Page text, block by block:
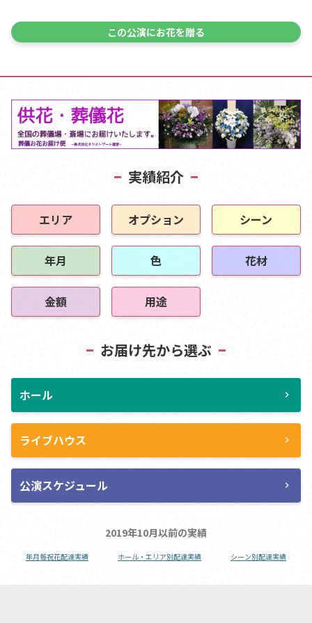
この公演にお花を贈る
実績紹介
エリア オプション シーン
年月 色 花材
金額 用途
お届け先から選ぶ
ホール chevron_right
ライブハウス chevron_right
公演スケジュール chevron_right
2019年10月以前の実績
年月毎祝花配達実績 ホール・エリア別配達実績 シーン別配達実績